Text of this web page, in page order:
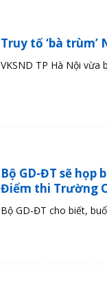
Truy tố ‘bà
VKSND TP Hà Nội vừa
Bộ GD-ĐT sẽ họp
Điểm thi Trường
Bộ GD-ĐT cho biết,